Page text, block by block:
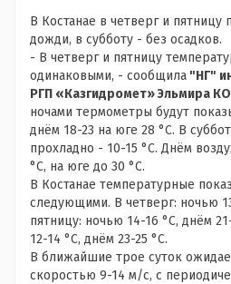
В Костанае в четверг и пятницу
дожди, в субботу - без осадков.
- В четверг и пятницу
одинаковыми, - сообщила "НГ"
РГП «Казгидромет» Эльмира
ночами термометры будут
днём 18-23 на юге 28 °С. В
прохладно - 10-15 °С. Днём
°С, на юге до 30 °С.
В Костанае температурные
следующими. В четверг: ночью
пятницу: ночью 14-16 °С, днём
12-14 °С, днём 23-25 °С.
В ближайшие трое суток
скоростью 9-14 м/с, с